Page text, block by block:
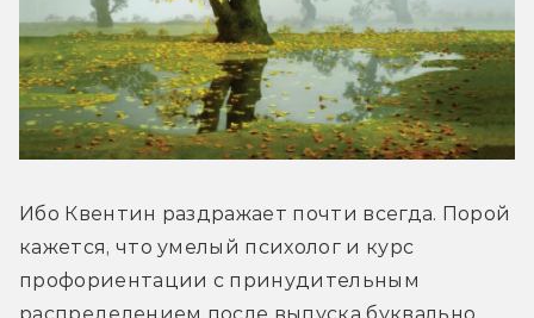
Ибо Квентин раздражает почти всегда. Порой
кажется, что умелый психолог и курс
профориентации с принудительным